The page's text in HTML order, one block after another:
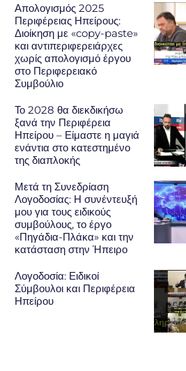
Απολογισμός 2025
Περιφέρειας Ηπείρους:
Διοίκηση με «copy-paste»
και αντιπεριφερειάρχες
χωρίς απολογισμό έργου
στο Περιφερειακό
Συμβούλιο
Το 2028 θα διεκδικήσω
ξανά την Περιφέρεια
Ηπείρου – Είμαστε η μαγιά
ενάντια στο κατεστημένο
της διαπλοκής
Μετά τη Συνεδρίαση
Λογοδοσίας: Η συνέντευξή
μου για τους ειδικούς
συμβούλους, το έργο
«Πηγάδια-Πλάκα» και την
κατάσταση στην Ήπειρο
Λογοδοσία: Ειδικοί
Σύμβουλοι και Περιφέρεια
Ηπείρου